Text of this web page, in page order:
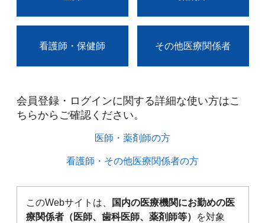
看護師・保健師 その他医療関係者
会員登録・ログインに関する詳細な使い方はこ
ちらからご確認ください。​
医師・薬剤師の方​
看護師・その他医療関係者の方​
このWebサイトは、
国内の医療機関にお勤めの医
療関係者（医師、歯科医師、薬剤師等）
を対象